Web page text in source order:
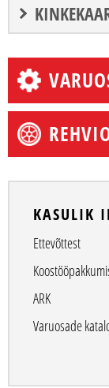
KASULIK
Ettevõttest
ARK
Varuosade